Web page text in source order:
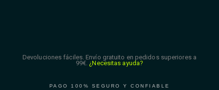
Devoluciones fáciles. Envío gratuito en pedidos superiores a
99€. ¿Necesitas ayuda?
PAGO 100% SEGURO Y CONFIABLE